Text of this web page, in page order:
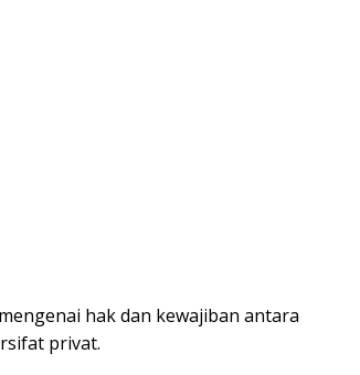
hak dan kewajiban antara
privat.